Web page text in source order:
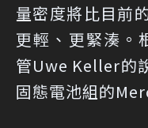
量密度將比目前
更輕、更緊湊。
管Uwe Keller的
固態電池組的